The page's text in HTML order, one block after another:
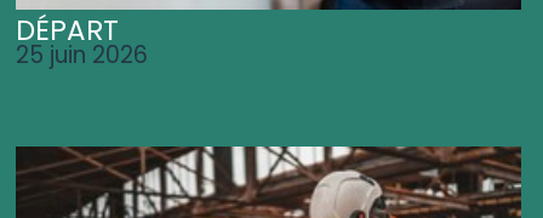
DÉPART
25 juin 2026